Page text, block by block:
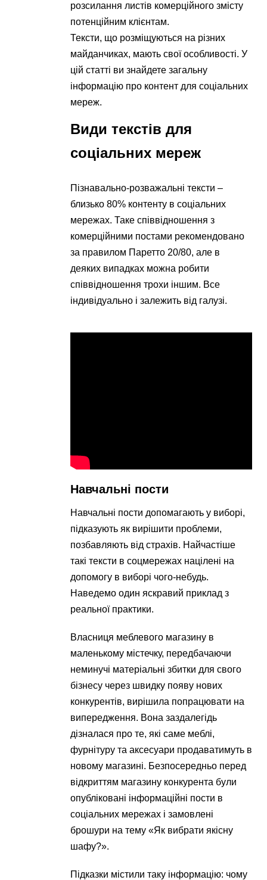
розсилання листів комерційного змісту
потенційним клієнтам.
Тексти, що розміщуються на різних
майданчиках, мають свої особливості. У
цій статті ви знайдете загальну
інформацію про контент для соціальних
мереж.
Види текстів для
соціальних мереж
Пізнавально-розважальні тексти –
близько 80% контенту в соціальних
мережах. Таке співвідношення з
комерційними постами рекомендовано
за правилом Паретто 20/80, але в
деяких випадках можна робити
співвідношення трохи іншим. Все
індивідуально і залежить від галузі.
Навчальні пости
Навчальні пости допомагають у виборі,
підказують як вирішити проблеми,
позбавляють від страхів. Найчастіше
такі тексти в соцмережах націлені на
допомогу в виборі чого-небудь.
Наведемо один яскравий приклад з
реальної практики.
Власниця меблевого магазину в
маленькому містечку, передбачаючи
неминучі матеріальні збитки для свого
бізнесу через швидку появу нових
конкурентів, вирішила попрацювати на
випередження. Вона заздалегідь
дізналася про те, які саме меблі,
фурнітуру та аксесуари продаватимуть в
новому магазині. Безпосередньо перед
відкриттям магазину конкурента були
опубліковані інформаційні пости в
соціальних мережах і замовлені
брошури на тему «Як вибрати якісну
шафу?».
Підказки містили таку інформацію: чому